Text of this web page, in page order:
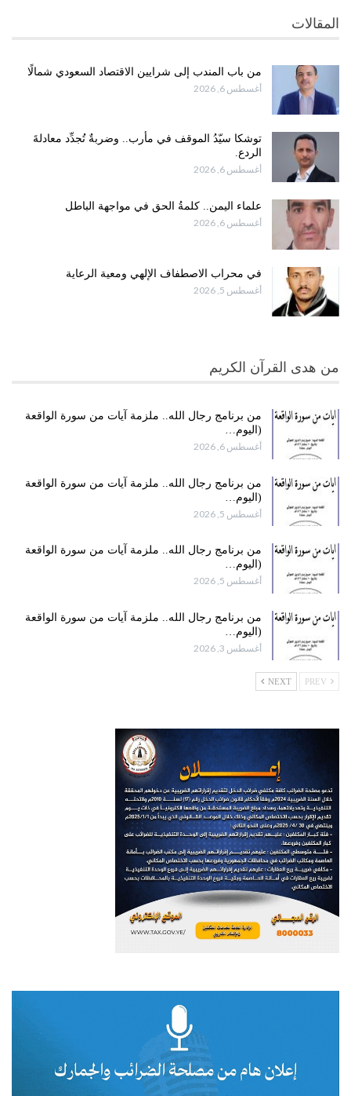
المقالات
من باب المندب إلى شرايين الاقتصاد السعودي شمالًا
أغسطس 6, 2026
توشكا سيّدُ الموقف في مأرب.. وضربةٌ تُجدِّد معادلةَ
الردع.
أغسطس 6, 2026
علماء اليمن.. كلمةُ الحق في مواجهة الباطل
أغسطس 6, 2026
في محراب الاصطفاف الإلهي ومعية الرعاية
أغسطس 5, 2026
من هدى القرآن الكريم
من برنامج رجال الله.. ملزمة آيات من سورة الواقعة
(اليوم…
أغسطس 6, 2026
من برنامج رجال الله.. ملزمة آيات من سورة الواقعة
(اليوم…
أغسطس 5, 2026
من برنامج رجال الله.. ملزمة آيات من سورة الواقعة
(اليوم…
أغسطس 5, 2026
من برنامج رجال الله.. ملزمة آيات من سورة الواقعة
(اليوم…
أغسطس 3, 2026
NEXT